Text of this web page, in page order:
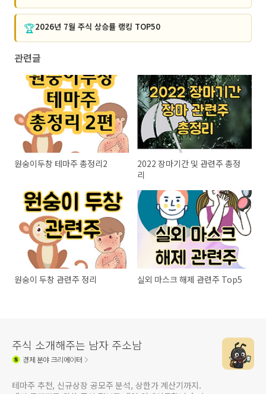
🏆2026년 7월 주식 상승률 랭킹 TOP50
관련글
원숭이두창 테마주 총정리2
2022 장마기간 및 관련주 총정
리
원숭이 두창 관련주 정리 실외 마스크 해제 관련주 Top5
주식 소개해주는 남자 주소남
경제분야 크리에이터
테마주 추천, 신규상장 공모주 분석, 상한가 계산기까지.